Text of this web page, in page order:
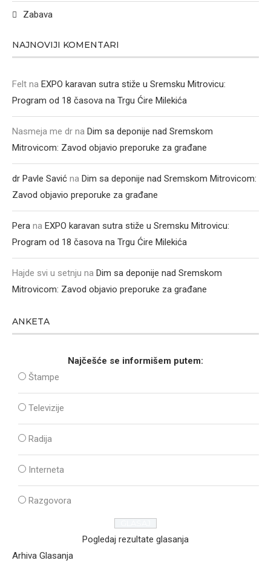
Zabava
NAJNOVIJI KOMENTARI
Felt na EXPO karavan sutra stiže u Sremsku Mitrovicu:
Program od 18 časova na Trgu Ćire Milekića
Nasmeja me dr na Dim sa deponije nad Sremskom
Mitrovicom: Zavod objavio preporuke za građane
dr Pavle Savić na Dim sa deponije nad Sremskom Mitrovicom:
Zavod objavio preporuke za građane
Pera na EXPO karavan sutra stiže u Sremsku Mitrovicu:
Program od 18 časova na Trgu Ćire Milekića
Hajde svi u setnju na Dim sa deponije nad Sremskom
Mitrovicom: Zavod objavio preporuke za građane
ANKETA
Najčešće se informišem putem:
Štampe
Televizije
Radija
Interneta
Razgovora
Pogledaj rezultate glasanja
Arhiva Glasanja